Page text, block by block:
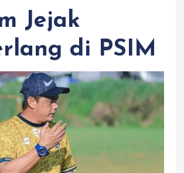
Jejak
di PSIM